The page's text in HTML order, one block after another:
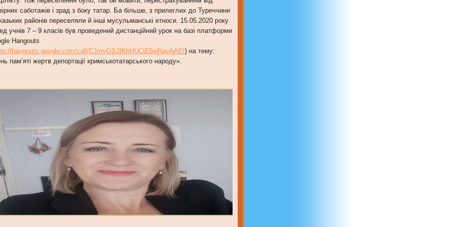
саботажів і зрад з боку татар. Ба більше, з прилеглих до Туреччини
районів переселяли й інші мусульманські етноси. 15.05.2020 року
учнів 7 – 9 класів був проведений дистанційний урок на базі платформи
Hangouts
hangouts.google.com/call/CJmyGSJIKhHUCiE5wRayAAEI ) на тему:
пам’яті жертв депортації кримськотатарського народу».